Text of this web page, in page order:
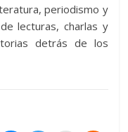
periodismo y
lecturas, charlas y
detrás de los